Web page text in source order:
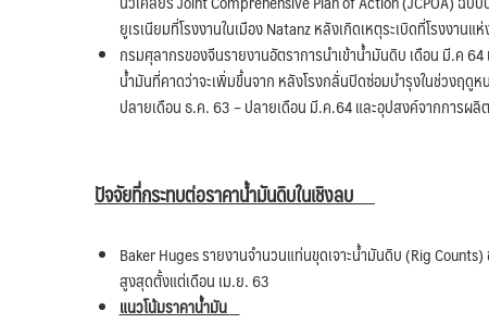
ยูเรเนียมที่โรงงานในเมือง Natanz หลังเกิดเหตุระเบิดที่โรงงาน
กรมศุลากรของจีนรายงานอัตราการนำเข้าน้ำมันดิบ เดือน มี.ค
น้ำมันที่คาดว่าจะเพิ่มขึ้นจาก หลังโรงกลั่นปิดซ่อมบำรุงในช่วงฤดูห
ปลายเดือน ธ.ค. 63 – ปลายเดือน มี.ค.64 และอุปสงค์จากการผ
ปัจจัยที่กระทบต่อราคาน้ำมันดิบในเชิงลบ
Baker Huges รายงานจำนวนแท่นขุดเจาะน้ำมันดิบ (Rig
สูงสุดตั้งแต่เดือน เม.ย. 63
แนวโน้มราคาน้ำมัน